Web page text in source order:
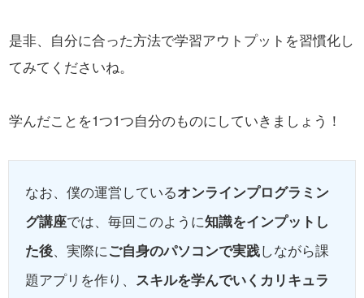
是非、自分に合った方法で学習アウトプットを習慣化し
てみてくださいね。
学んだことを1つ1つ自分のものにしていきましょう！
なお、僕の運営しているオンラインプログラミン
グ講座では、毎回このように知識をインプットし
た後、実際にご自身のパソコンで実践しながら課
題アプリを作り、 スキルを学んでいくカリキュラ